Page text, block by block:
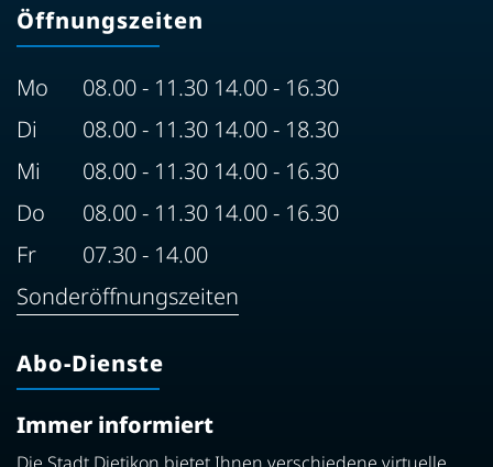
Öffnungszeiten
Mo
08.00 - 11.30 14.00 - 16.30
Di
08.00 - 11.30 14.00 - 18.30
Mi
08.00 - 11.30 14.00 - 16.30
Do
08.00 - 11.30 14.00 - 16.30
Fr
07.30 - 14.00
Sonderöffnungszeiten
Abo-Dienste
Immer informiert